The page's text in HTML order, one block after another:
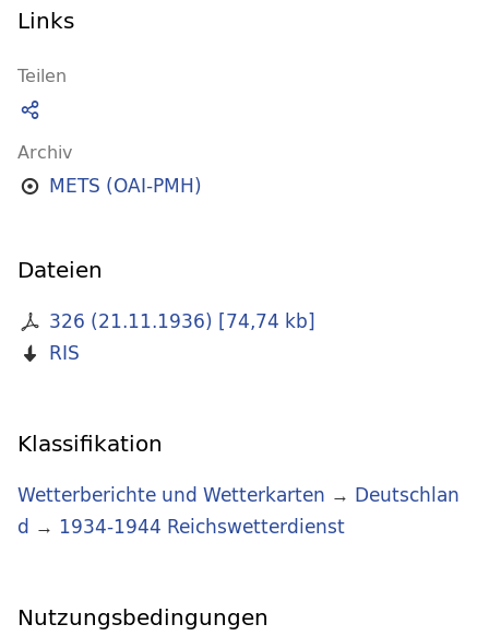
Links
Teilen
Archiv
METS (OAI-PMH)
Dateien
326 (21.11.1936) [74,74 kb]
RIS
Klassifikation
Wetterberichte und Wetterkarten → Deutschlan
d → 1934-1944 Reichswetterdienst
Nutzungsbedingungen